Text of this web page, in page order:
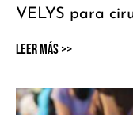
VELYS para
Leer Más >>